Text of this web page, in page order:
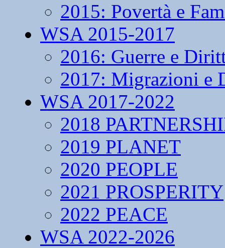
2015: Povertà e
WSA 2015-2017
2016: Guerre e
2017: Migrazioni e
WSA 2017-2022
2018
2019 PLANET
2020 PEOPLE
2021 PROSPERITY
2022 PEACE
WSA 2022-2026